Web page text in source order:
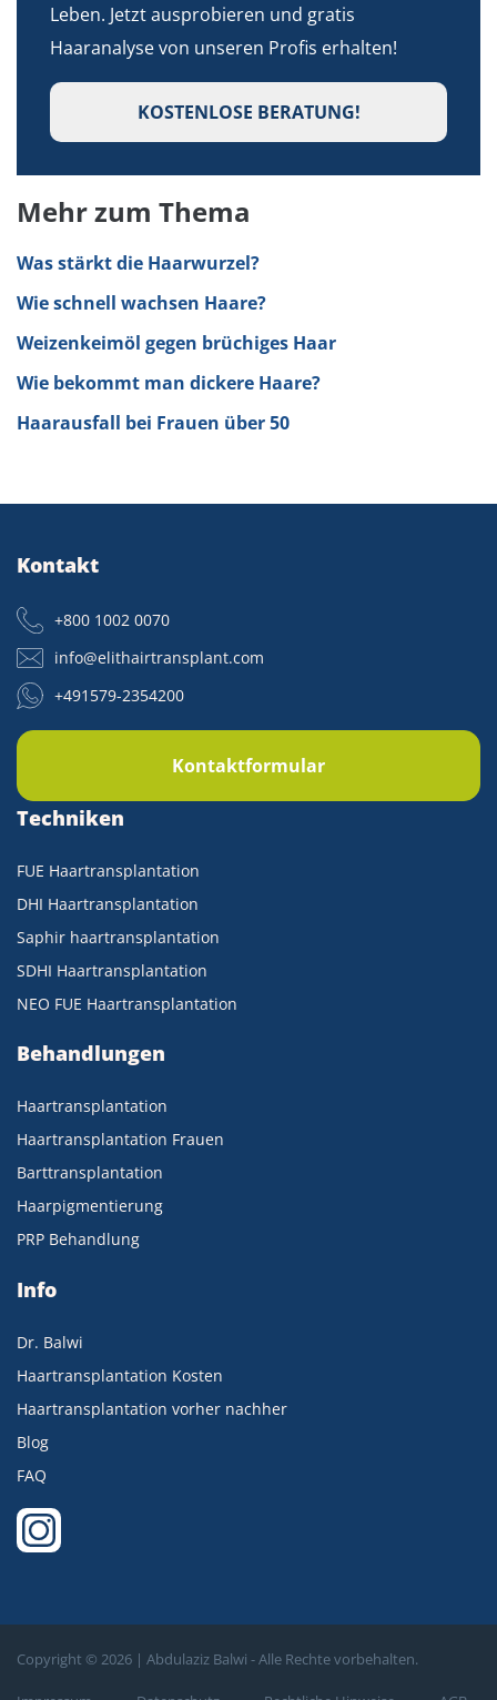
Leben. Jetzt ausprobieren und gratis
Haaranalyse von unseren Profis erhalten!
KOSTENLOSE BERATUNG!
Mehr zum Thema
Was stärkt die Haarwurzel?
Wie schnell wachsen Haare?
Weizenkeimöl gegen brüchiges Haar
Wie bekommt man dickere Haare?
Haarausfall bei Frauen über 50
Kontakt
+800 1002 0070
info@elithairtransplant.com
+491579-2354200
Kontaktformular
Techniken
FUE Haartransplantation
DHI Haartransplantation
Saphir haartransplantation
SDHI Haartransplantation
NEO FUE Haartransplantation
Behandlungen
Haartransplantation
Haartransplantation Frauen
Barttransplantation
Haarpigmentierung
PRP Behandlung
Info
Dr. Balwi
Haartransplantation Kosten
Haartransplantation vorher nachher
Blog
FAQ
Copyright © 2026 | Abdulaziz Balwi - Alle Rechte vorbehalten.